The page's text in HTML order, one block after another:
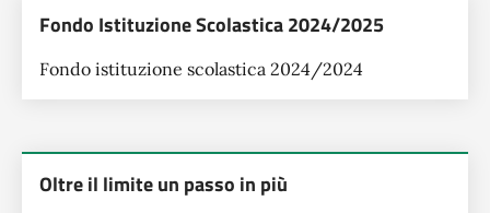
Fondo Istituzione Scolastica 2024/2025
Fondo istituzione scolastica 2024/2024
Oltre il limite un passo in più